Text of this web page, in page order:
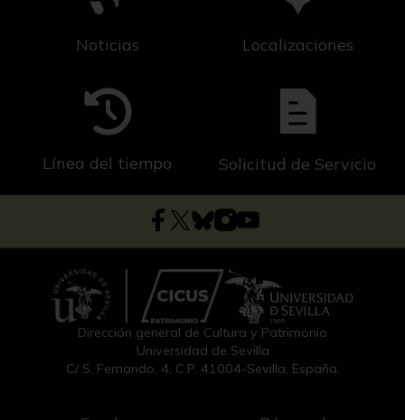
Noticias Localizaciones
Línea del tiempo Solicitud de Servicio
Dirección general de Cultura y Patrimonio
Universidad de Sevilla
C/ S. Fernando, 4, C.P. 41004-Sevilla, España.